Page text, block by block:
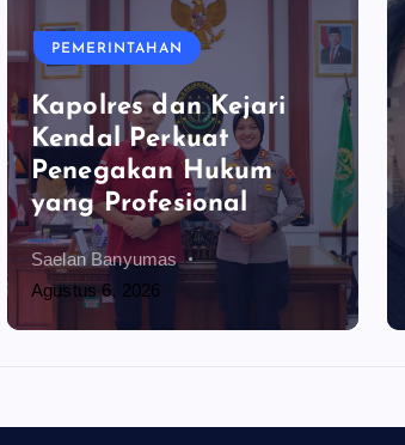
PEMERINTAHAN
Kapolres dan Kejari
Kendal Perkuat
Penegakan Hukum
yang Profesional
Saelan Banyumas
Agustus 6, 2026